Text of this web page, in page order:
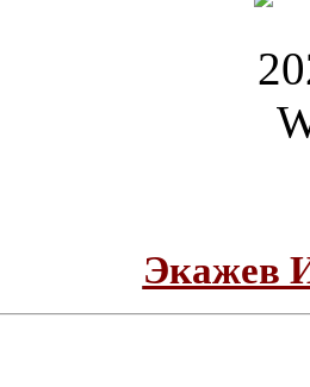
Экажев